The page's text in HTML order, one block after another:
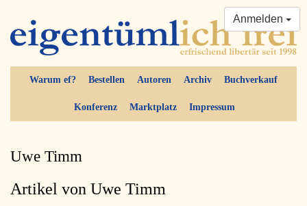
Warum ef? Bestellen Autoren Archiv Buchverkauf
Konferenz Marktplatz Impressum
Anmelden
Uwe Timm
Artikel von Uwe Timm